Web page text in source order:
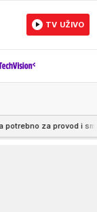
TV UŽIVO
i smeštaj? 10:29